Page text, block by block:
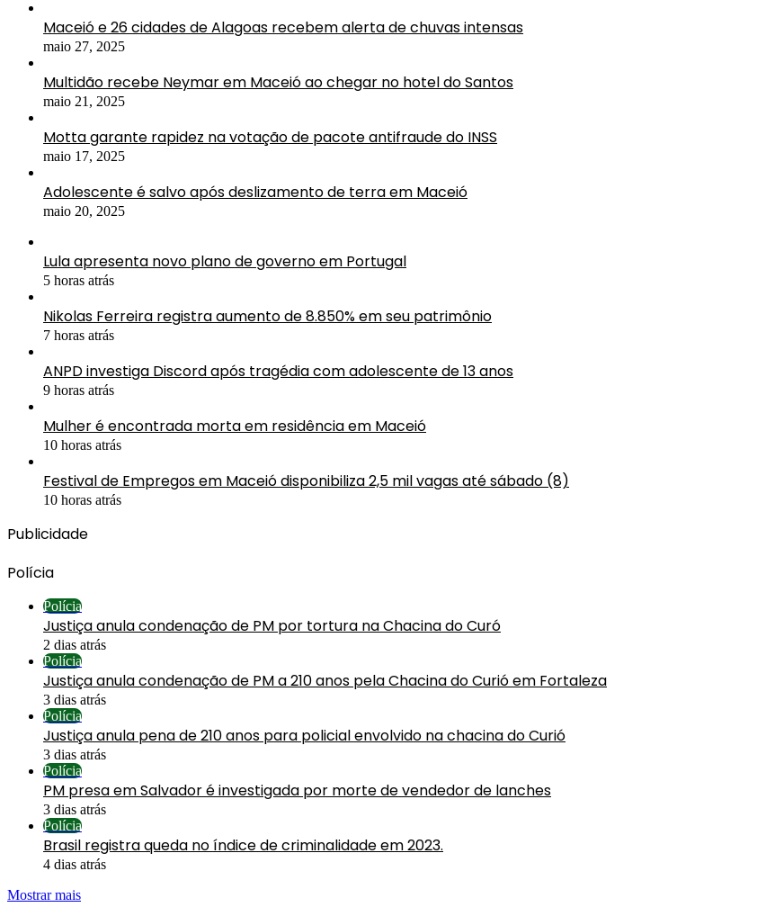
Maceió e 26 cidades de Alagoas recebem alerta de chuvas intensas
maio 27, 2025
Multidão recebe Neymar em Maceió ao chegar no hotel do Santos
maio 21, 2025
Motta garante rapidez na votação de pacote antifraude do INSS
maio 17, 2025
Adolescente é salvo após deslizamento de terra em Maceió
maio 20, 2025
Lula apresenta novo plano de governo em Portugal
5 horas atrás
Nikolas Ferreira registra aumento de 8.850% em seu patrimônio
7 horas atrás
ANPD investiga Discord após tragédia com adolescente de 13 anos
9 horas atrás
Mulher é encontrada morta em residência em Maceió
10 horas atrás
Festival de Empregos em Maceió disponibiliza 2,5 mil vagas até sábado (8)
10 horas atrás
Publicidade
Polícia
Polícia
Justiça anula condenação de PM por tortura na Chacina do Curó
2 dias atrás
Polícia
Justiça anula condenação de PM a 210 anos pela Chacina do Curió em Fortaleza
3 dias atrás
Polícia
Justiça anula pena de 210 anos para policial envolvido na chacina do Curió
3 dias atrás
Polícia
PM presa em Salvador é investigada por morte de vendedor de lanches
3 dias atrás
Polícia
Brasil registra queda no índice de criminalidade em 2023.
4 dias atrás
Mostrar mais